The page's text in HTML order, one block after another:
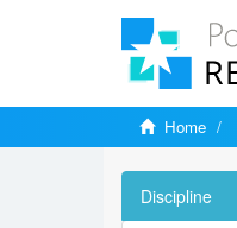
Home
Discipline